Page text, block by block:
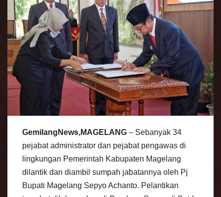
GemilangNews,MAGELANG – Sebanyak 34
pejabat administrator dan pejabat pengawas di
lingkungan Pemerintah Kabupaten Magelang
dilantik dan diambil sumpah jabatannya oleh Pj
Bupati Magelang Sepyo Achanto. Pelantikan